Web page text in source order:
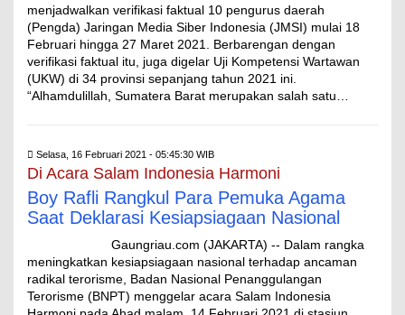
menjadwalkan verifikasi faktual 10 pengurus daerah
(Pengda) Jaringan Media Siber Indonesia (JMSI) mulai 18
Februari hingga 27 Maret 2021. Berbarengan dengan
verifikasi faktual itu, juga digelar Uji Kompetensi Wartawan
(UKW) di 34 provinsi sepanjang tahun 2021 ini.
“Alhamdulillah, Sumatera Barat merupakan salah satu…
Selasa, 16 Februari 2021 - 05:45:30 WIB
Di Acara Salam Indonesia Harmoni
Boy Rafli Rangkul Para Pemuka Agama
Saat Deklarasi Kesiapsiagaan Nasional
Gaungriau.com (JAKARTA) -- Dalam rangka
meningkatkan kesiapsiagaan nasional terhadap ancaman
radikal terorisme, Badan Nasional Penanggulangan
Terorisme (BNPT) menggelar acara Salam Indonesia